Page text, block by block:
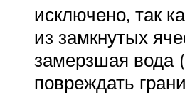
исключено, так
из замкнутых
замерзшая вода
повреждать